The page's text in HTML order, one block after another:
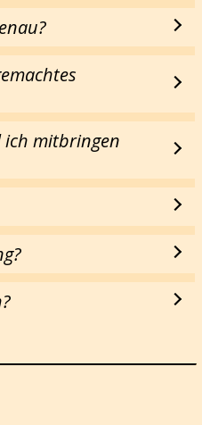
ich mitbringen